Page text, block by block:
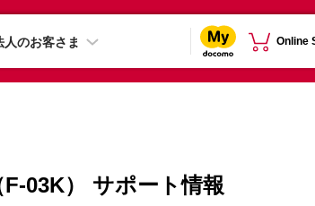
人のお客さま Online
03K） サポート情報